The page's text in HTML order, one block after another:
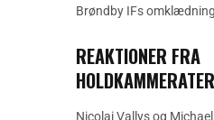
Brøndby IFs
REAKTIONER FRA
HOLDKAMMERATER
Nicolai Vallys og